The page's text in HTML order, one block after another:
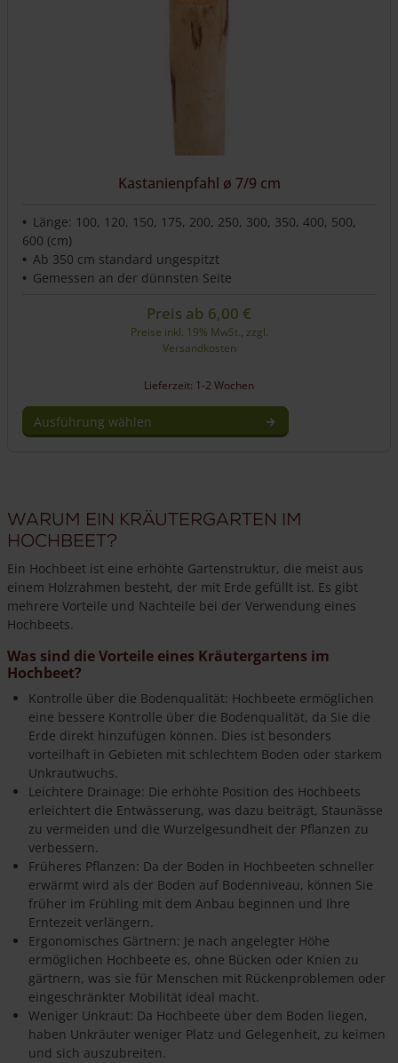
Kastanienpfahl ø 7/9 cm
Länge: 100, 120, 150, 175, 200, 250, 300, 350, 400, 500,
600 (cm)
Ab 350 cm standard ungespitzt
Gemessen an der dünnsten Seite
Preis ab 6,00 €
Preise inkl. 19% MwSt., zzgl.
Versandkosten
Lieferzeit: 1-2 Wochen
Ausführung wählen
Varianten
auf.
Optionen
können
auf
der
Produktseite
gewählt
Warum ein Kräutergarten im
Hochbeet?
Ein Hochbeet ist eine erhöhte Gartenstruktur, die meist aus
einem Holzrahmen besteht, der mit Erde gefüllt ist. Es gibt
mehrere Vorteile und Nachteile bei der Verwendung eines
Hochbeets.
Was sind die Vorteile eines Kräutergartens im
Hochbeet?
Kontrolle über die Bodenqualität: Hochbeete ermöglichen
eine bessere Kontrolle über die Bodenqualität, da Sie die
Erde direkt hinzufügen können. Dies ist besonders
vorteilhaft in Gebieten mit schlechtem Boden oder starkem
Unkrautwuchs.
Leichtere Drainage: Die erhöhte Position des Hochbeets
erleichtert die Entwässerung, was dazu beiträgt, Staunässe
zu vermeiden und die Wurzelgesundheit der Pflanzen zu
verbessern.
Früheres Pflanzen: Da der Boden in Hochbeeten schneller
erwärmt wird als der Boden auf Bodenniveau, können Sie
früher im Frühling mit dem Anbau beginnen und Ihre
Erntezeit verlängern.
Ergonomisches Gärtnern: Je nach angelegter Höhe
ermöglichen Hochbeete es, ohne Bücken oder Knien zu
gärtnern, was sie für Menschen mit Rückenproblemen oder
eingeschränkter Mobilität ideal macht.
Weniger Unkraut: Da Hochbeete über dem Boden liegen,
haben Unkräuter weniger Platz und Gelegenheit, zu keimen
und sich auszubreiten.